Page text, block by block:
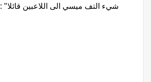
شيء التف ميسي الى اللاعبين قائلا" :